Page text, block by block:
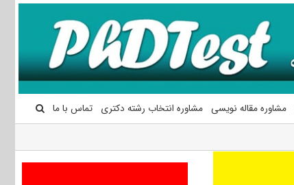
مشاوره مقاله نویسی مشاوره انتخاب رشته دکتری تماس با ما